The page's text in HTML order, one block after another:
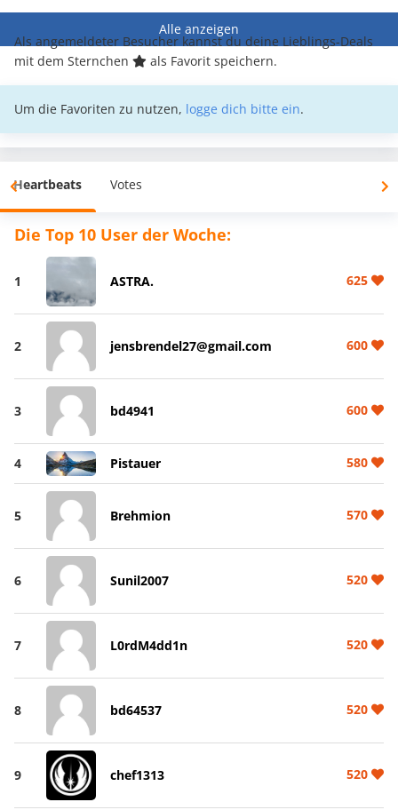
Alle anzeigen
Als angemeldeter Besucher kannst du deine Lieblings-Deals
mit dem Sternchen
als Favorit speichern.
Um die Favoriten zu nutzen, logge dich bitte ein.
Heartbeats Votes
Die Top 10 User der Woche:
1 ASTRA. 625
2 jensbrendel27@gmail.com 600
3 bd4941 600
4 Pistauer 580
5 Brehmion 570
6 Sunil2007 520
7 L0rdM4dd1n 520
8 bd64537 520
9 chef1313 520